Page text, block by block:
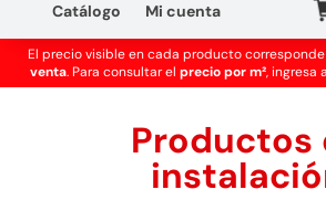
Catálogo Mi cuenta
El precio visible en cada producto
venta. Para consultar el precio por m², ingresa
Productos